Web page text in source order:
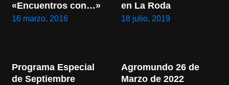
«Encuentros con…»
16 marzo, 2016
en La Roda
18 julio, 2019
Programa Especial
de Septiembre
Agromundo 26 de
Marzo de 2022